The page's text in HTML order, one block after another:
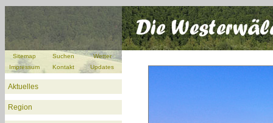
Sitemap Suchen
Wetter
Impressum
Kontakt Updates
Aktuelles
Region